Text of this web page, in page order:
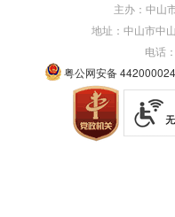
主办：中山
地址：中山市中
电话
粤公网安备